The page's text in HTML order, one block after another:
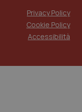
Privacy Policy
Cookie Policy
Accessibilità